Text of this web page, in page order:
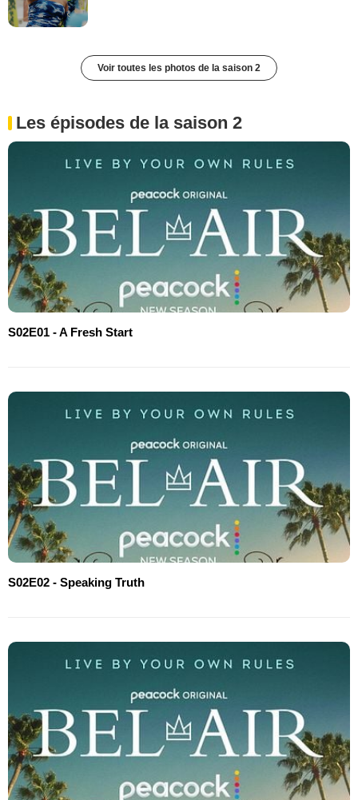
Voir toutes les photos de la saison 2
Les épisodes de la saison 2
S02E01 - A Fresh Start
S02E02 - Speaking Truth